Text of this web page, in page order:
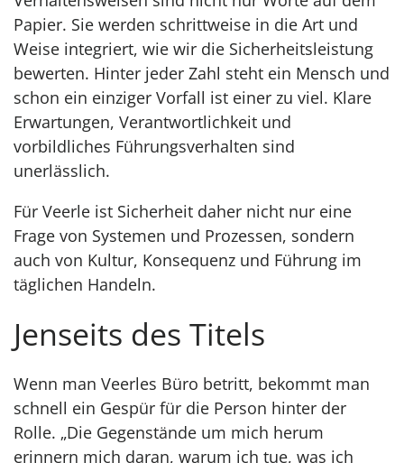
Papier. Sie werden schrittweise in die Art und
Weise integriert, wie wir die Sicherheitsleistung
bewerten. Hinter jeder Zahl steht ein Mensch und
schon ein einziger Vorfall ist einer zu viel. Klare
Erwartungen, Verantwortlichkeit und
vorbildliches Führungsverhalten sind
unerlässlich.
Für Veerle ist Sicherheit daher nicht nur eine
Frage von Systemen und Prozessen, sondern
auch von Kultur, Konsequenz und Führung im
täglichen Handeln.
Jenseits des Titels
Wenn man Veerles Büro betritt, bekommt man
schnell ein Gespür für die Person hinter der
Rolle. „Die Gegenstände um mich herum
erinnern mich daran, warum ich tue, was ich